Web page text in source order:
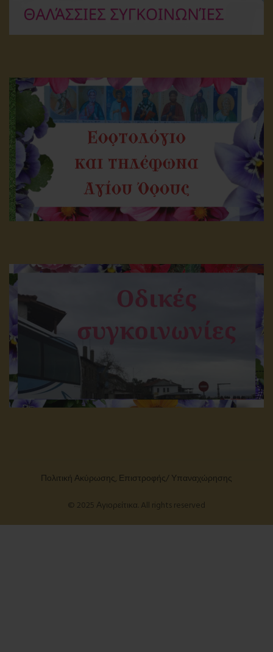
Πολιτική Ακύρωσης, Επιστροφής/ Υπαναχώρησης
© 2025 Αγιορείτικα. All rights reserved